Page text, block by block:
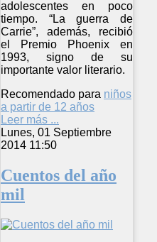
adolescentes en poco
tiempo. “La guerra de
Carrie”, además, recibió
el Premio Phoenix en
1993, signo de su
importante valor literario.
Recomendado para niños
a partir de 12 años
Leer más ...
Lunes, 01 Septiembre
2014 11:50
Cuentos del año
mil